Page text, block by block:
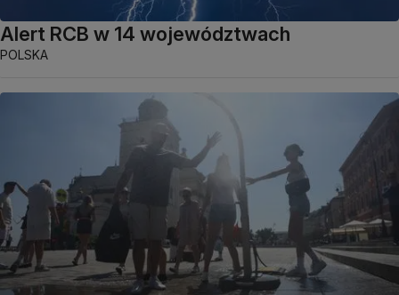
Alert RCB w 14 województwach
POLSKA